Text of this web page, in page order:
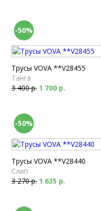
-50%
Трусы VOVA **V28455
Танга
3 400 р. 1 700 р.
-50%
Трусы VOVA **V28440
Слип
3 270 р. 1 635 р.